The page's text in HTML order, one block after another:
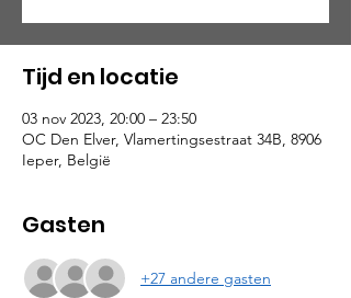
Tijd en locatie
03 nov 2023, 20:00 – 23:50
OC Den Elver, Vlamertingsestraat 34B, 8906
Ieper, België
Gasten
+27 andere gasten